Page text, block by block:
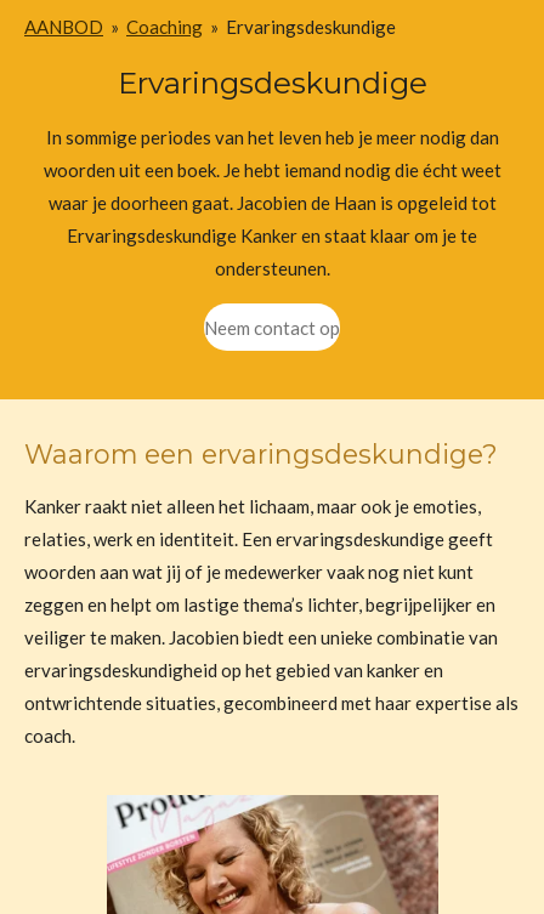
AANBOD » Coaching » Ervaringsdeskundige
Ervaringsdeskundige
In sommige periodes van het leven heb je meer nodig dan
woorden uit een boek. Je hebt iemand nodig die écht weet
waar je doorheen gaat. Jacobien de Haan is opgeleid tot
Ervaringsdeskundige Kanker en staat klaar om je te
ondersteunen.
Neem contact op
Waarom een ervaringsdeskundige?
Kanker raakt niet alleen het lichaam, maar ook je emoties,
relaties, werk en identiteit. Een ervaringsdeskundige geeft
woorden aan wat jij of je medewerker vaak nog niet kunt
zeggen en helpt om lastige thema’s lichter, begrijpelijker en
veiliger te maken. Jacobien biedt een unieke combinatie van
ervaringsdeskundigheid op het gebied van kanker en
ontwrichtende situaties, gecombineerd met haar expertise als
coach.